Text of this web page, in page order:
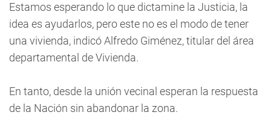
Estamos esperando lo que dictamine la Justicia, la
idea es ayudarlos, pero este no es el modo de tener
una vivienda, indicó Alfredo Giménez, titular del área
departamental de Vivienda.
En tanto, desde la unión vecinal esperan la respuesta
de la Nación sin abandonar la zona.